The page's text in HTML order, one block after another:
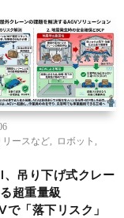
リースなど
ロボット
、吊り下げ式クレー
超重量級
「落下リスク」